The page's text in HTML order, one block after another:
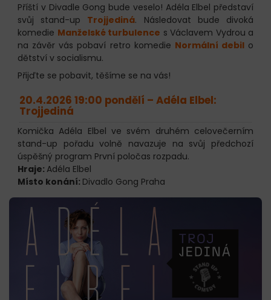
Příští v Divadle Gong bude veselo! Adéla Elbel představí
svůj stand-up Trojjediná. Následovat bude divoká
komedie Manželské turbulence s Václavem Vydrou a
na závěr vás pobaví retro komedie Normální debilo
dětství v socialismu.
Přijďte se pobavit, těšíme se na vás!
20.4.2026 19:00 pondělí – Adéla Elbel:
Trojjediná
Komička Adéla Elbel ve svém druhém celovečerním
stand-up pořadu volně navazuje na svůj předchozí
úspěšný program První poločas rozpadu.
Hraje: Adéla Elbel
Místo konání: Divadlo Gong Praha